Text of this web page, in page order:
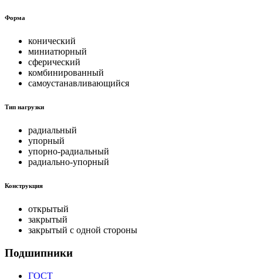
Форма
конический
миниатюрный
сферический
комбинированный
самоустанавливающийся
Тип нагрузки
радиальный
упорный
упорно-радиальный
радиально-упорный
Конструкция
открытый
закрытый
закрытый с одной стороны
Подшипники
ГОСТ